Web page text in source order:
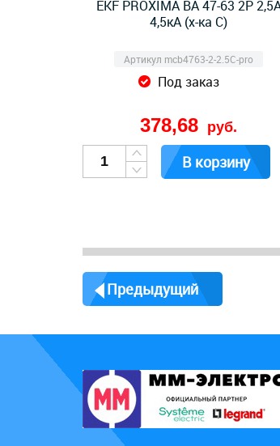
EKF PROXIMA ВА 47-63 2Р
4,5кА (х-ка C)
Артикул mcb4763-2-2.5C-pro
Под заказ
378,68 руб.
В корзину
Предыдущий